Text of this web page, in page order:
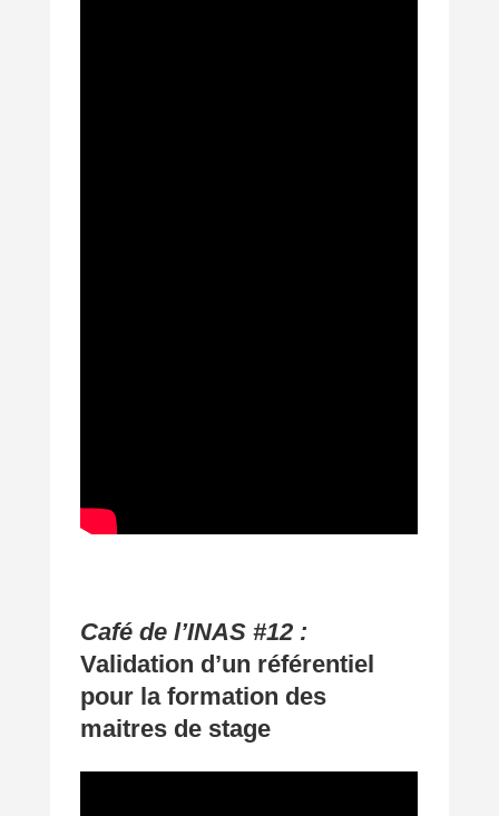
Café de l’INAS #12 :
Validation d’un référentiel
pour la formation des
maitres de stage